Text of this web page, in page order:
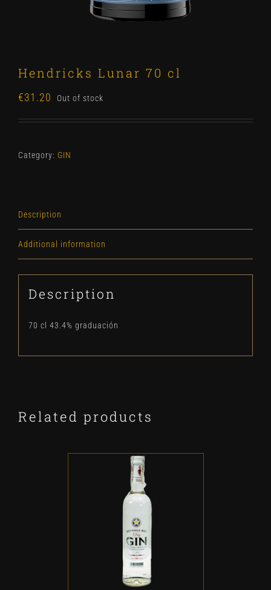
Hendricks Lunar 70 cl
€31.20 Out of stock
Category: GIN
Description
Additional information
Description
70 cl 43.4% graduación
Related products
ADD TO CART /